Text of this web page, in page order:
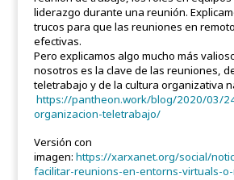
liderazgo durante una reunión.
trucos para que las reuniones en
efectivas.
Pero explicamos algo mucho más
nosotros es la clave de las reuniones,
teletrabajo y de la cultura organizativa
https://pantheon.work/blog/2020/03/
organizacion-teletrabajo/
Versión con
imagen:https://xarxanet.org/social/
facilitar-reunions-en-entorns-virtuals-